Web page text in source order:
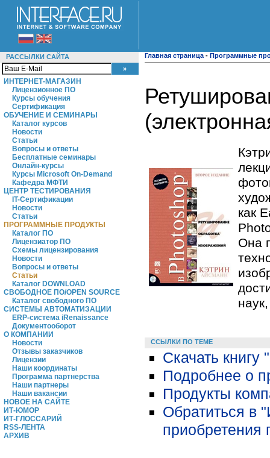
РАССЫЛКИ САЙТА
ИНТЕРНЕТ-МАГАЗИН
Лицензионное ПО
Курсы обучения
Сертификация
ОБУЧЕНИЕ И СЕМИНАРЫ
Каталог курсов
Новости
Статьи
Вопросы и ответы
Бесплатные семинары
Онлайн-курсы
Курсы Microsoft On-Demand
Кафедра МФТИ
ЦЕНТР ТЕСТИРОВАНИЯ
IT-Сертификации
Новости
Статьи
ПРОГРАММНЫЕ ПРОДУКТЫ
Каталог ПО
Лицензиатор ПО
Схемы лицензирования
Новости
Вопросы и ответы
Статьи
Каталог DOWNLOAD
СВОБОДНОЕ ПО/OPEN SOURCE
Каталог свободного ПО
СИСТЕМЫ АВТОМАТИЗАЦИИ
ERP-система iRenaissance
Документооборот
О КОМПАНИИ
Новости
Отзывы заказчиков
Лицензии
Наши координаты
Программа партнерства
Наши партнеры
Наши вакансии
НОВОЕ НА САЙТЕ
ИТ-ЮМОР
ИТ-ГЛОССАРИЙ
RSS-ЛЕНТА
АРХИВ
Главная страница - Программные
как
Она
ССЫЛКИ ПО ТЕМЕ
Скачать
Подробнее о
Продукты
Обратиться в
приобретения